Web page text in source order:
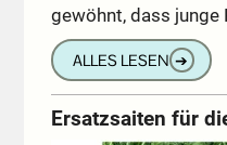
gewöhnt, dass junge
ALLES LESEN ➔
Ersatzsaiten für